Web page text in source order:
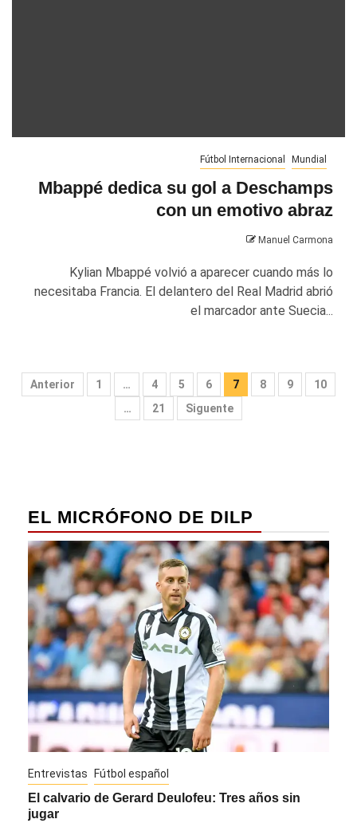
Fútbol Internacional Mundial
Mbappé dedica su gol a Deschamps
con un emotivo abraz
Manuel Carmona
Kylian Mbappé volvió a aparecer cuando más lo
necesitaba Francia. El delantero del Real Madrid abrió
el marcador ante Suecia...
Paginación
Anterior 1 … 4 5 6 7 8 9
10
…
21 Siguente
EL MICRÓFONO DE DILP
Entrevistas Fútbol español
El calvario de Gerard Deulofeu: Tres años sin
jugar